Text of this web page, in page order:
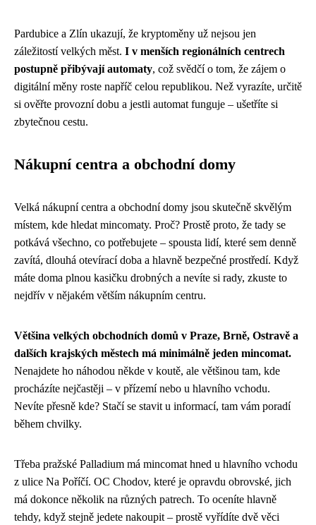
Pardubice a Zlín ukazují, že kryptoměny už nejsou jen
záležitostí velkých měst. I v menších regionálních centrech
postupně přibývají automaty, což svědčí o tom, že zájem o
digitální měny roste napříč celou republikou. Než vyrazíte, určitě
si ověřte provozní dobu a jestli automat funguje – ušetříte si
zbytečnou cestu.
Nákupní centra a obchodní domy
Velká nákupní centra a obchodní domy jsou skutečně skvělým
místem, kde hledat mincomaty. Proč? Prostě proto, že tady se
potkává všechno, co potřebujete – spousta lidí, které sem denně
zavítá, dlouhá otevírací doba a hlavně bezpečné prostředí. Když
máte doma plnou kasičku drobných a nevíte si rady, zkuste to
nejdřív v nějakém větším nákupním centru.
Většina velkých obchodních domů v Praze, Brně, Ostravě a
dalších krajských městech má minimálně jeden mincomat.
Nenajdete ho náhodou někde v koutě, ale většinou tam, kde
procházíte nejčastěji – v přízemí nebo u hlavního vchodu.
Nevíte přesně kde? Stačí se stavit u informací, tam vám poradí
během chvilky.
Třeba pražské Palladium má mincomat hned u hlavního vchodu
z ulice Na Poříčí. OC Chodov, které je opravdu obrovské, jich
má dokonce několik na různých patrech. To oceníte hlavně
tehdy, když stejně jedete nakoupit – prostě vyřídíte dvě věci